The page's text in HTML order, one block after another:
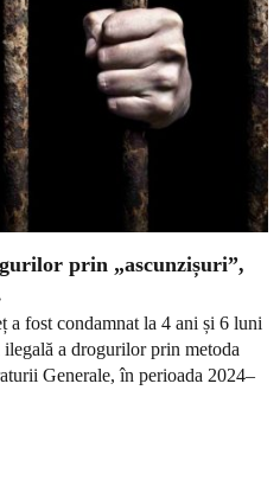
prin „ascunzișuri”,
a fost condamnat la 4 ani și 6 luni
a drogurilor prin metoda
Generale, în perioada 2024–